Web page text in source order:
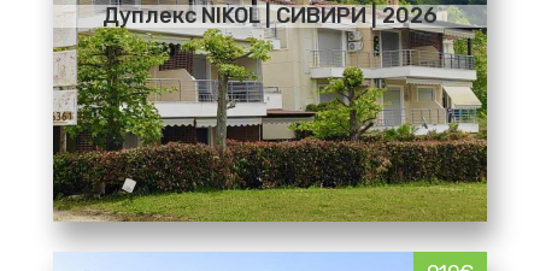
Дуплекс NIKOL | СИВИРИ | 2026